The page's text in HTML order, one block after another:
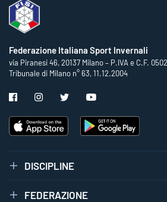
Federazione Italiana Sport Invernali
via Piranesi 46, 20137 Milano – P.IVA e C.F.
Tribunale di Milano n° 63, 11.12.2004
DISCIPLINE
FEDERAZIONE